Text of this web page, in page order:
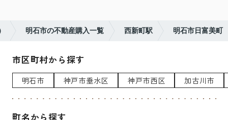
明石市の不動産購入一覧 西新町駅 明石市日富美町
市区町村から探す
明石市 神戸市垂水区 神戸市西区 加古川市
町名から探す